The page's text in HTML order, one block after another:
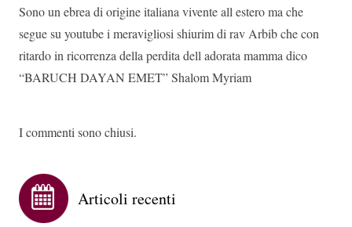
Sono un ebrea di origine italiana vivente all estero ma che
segue su youtube i meravigliosi shiurim di rav Arbib che con
ritardo in ricorrenza della perdita dell adorata mamma dico
“BARUCH DAYAN EMET” Shalom Myriam
I commenti sono chiusi.
Articoli recenti